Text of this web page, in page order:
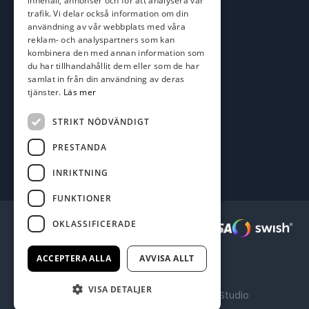
Adress
Karlskrona Båt & Fiske AB
Lallerstedts gata 4
371 54 Karlskrona
Följ oss
Facebook
Säkra betalningar :
Producerad av Gota Media Brand Studio
trafik. Vi delar också information om din
användning av vår webbplats med våra
reklam- och analyspartners som kan
kombinera den med annan information som
du har tillhandahållit dem eller som de har
samlat in från din användning av deras
tjänster. Läs mer
STRIKT NÖDVÄNDIGT
PRESTANDA
INRIKTNING
FUNKTIONER
OKLASSIFICERADE
ACCEPTERA ALLA AVVISA ALLT
VISA DETALJER